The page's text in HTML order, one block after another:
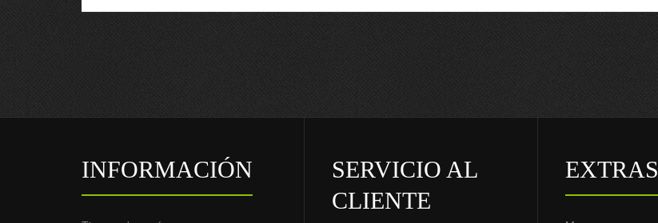
INFORMACIÓN
SERVICIO AL
CLIENTE
EXTRAS